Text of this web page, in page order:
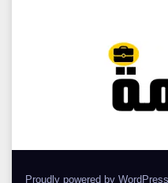
Proudly powered by WordPress